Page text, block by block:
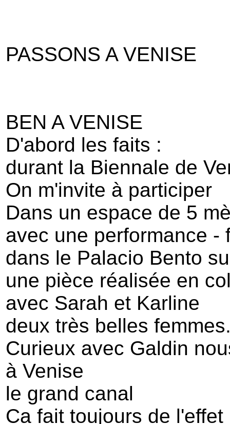
PASSONS A VENISE
BEN A VENISE
D'abord les faits :
durant la Biennale de
On m'invite à participer
Dans un espace de 5
avec une performance -
dans le Palacio Bento
une pièce réalisée en
avec Sarah et Karline
deux très belles
Curieux avec Galdin
à Venise
le grand canal
Ca fait toujours de